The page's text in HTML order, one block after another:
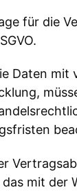
für die
Daten mit
mit der